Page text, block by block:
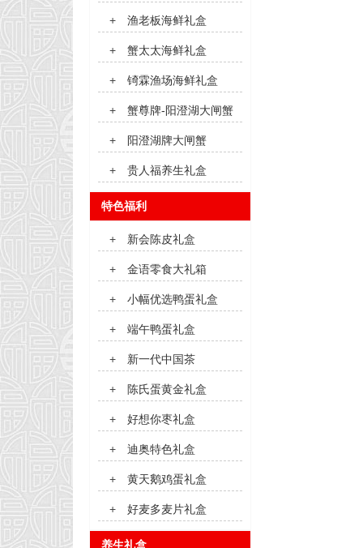
+ 渔老板海鲜礼盒
+ 蟹太太海鲜礼盒
+ 锜霖渔场海鲜礼盒
+ 蟹尊牌-阳澄湖大闸蟹
+ 阳澄湖牌大闸蟹
+ 贵人福养生礼盒
特色福利
+ 新会陈皮礼盒
+ 金语零食大礼箱
+ 小幅优选鸭蛋礼盒
+ 端午鸭蛋礼盒
+ 新一代中国茶
+ 陈氏蛋黄金礼盒
+ 好想你枣礼盒
+ 迪奥特色礼盒
+ 黄天鹅鸡蛋礼盒
+ 好麦多麦片礼盒
养生礼盒